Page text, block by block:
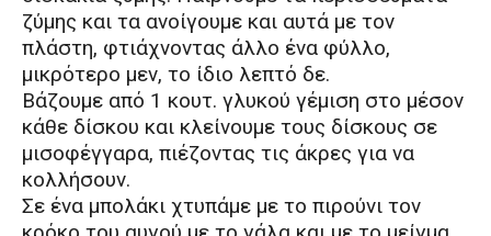
ζύμης και τα ανοίγουμε και αυτά με τον
πλάστη, φτιάχνοντας άλλο ένα φύλλο,
μικρότερο μεν, το ίδιο λεπτό δε.
Βάζουμε από 1 κουτ. γλυκού γέμιση στο μέσον
κάθε δίσκου και κλείνουμε τους δίσκους σε
μισοφέγγαρα, πιέζοντας τις άκρες για να
κολλήσουν.
Σε ένα μπολάκι χτυπάμε με το πιρούνι τον